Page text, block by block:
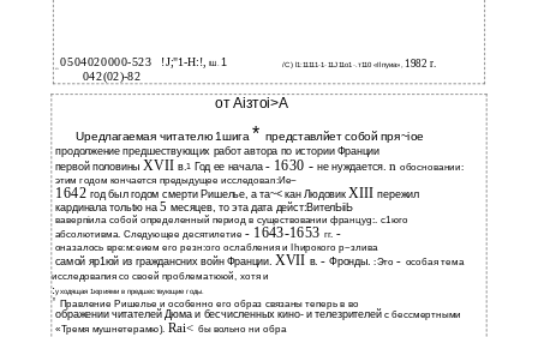
Л
0504020000-523 !J;"1-H:!, IШ. 1 /С) l1:11111·1·11J11o1·.т110 «Ilnyиa», 1982 r.
042(02)-82
от Аiзтоi>А
Uредлагаемая читателю 1шига* представлйет собой пря~iое
продолжение предшествующих работ автора по истории Франции
первой половиныXVII в.1 Год ее начала - 1630 - не нуждается. n обосновании:
этим годом кончается предыдущее исследоваn:Ие~
1642год был годом смерти Ришелье, а та~< кан ЛюдовикXIIIпережил
кардинала тольtю на 5 месяцев, то эта дата дейст:ВителЬiiЬ
ваверпiила собой определенный период в существовании француg:. с1юго
абсолютивма. Следующее десятилетие - 1643-1653 гг. -
оназалось вре:м:еием его резн:ого ослабления и Ihирокого р~злива
самой яр1юй из граждансних войн Франции. XVII в.-Фронды.:Это- особая тема
исследовапия со своей проблематююй, хотя и
:уходящая 1юриями в предшествующие годы.
' Правление Ришелье и особенно его образ связаны теперь в во­
ображении читателей Дюма и бесчисленных кино- и телезрителейс бессмертными
«Тремя мушнетерамю). Rai< бы вольно ни обра­